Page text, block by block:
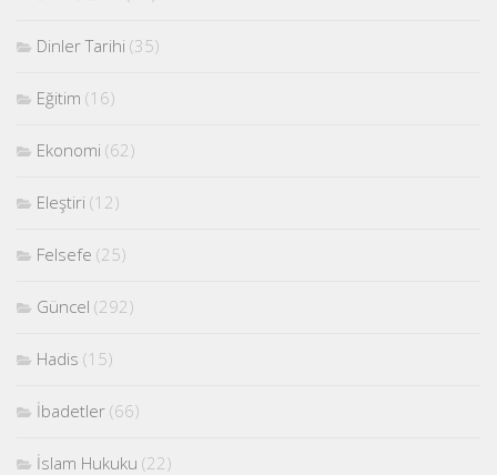
Dinler Tarihi (35)
Eğitim (16)
Ekonomi (62)
Eleştiri (12)
Felsefe (25)
Güncel (292)
Hadis (15)
İbadetler (66)
İslam Hukuku (22)